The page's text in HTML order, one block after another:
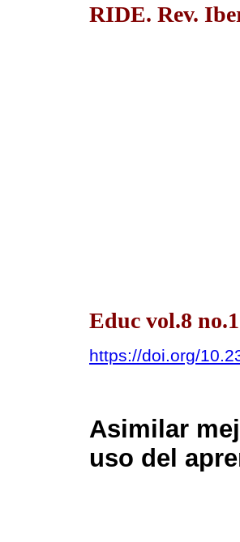
RIDE. Rev.
Educ vol.8
https://doi.org/
Asimilar
uso del